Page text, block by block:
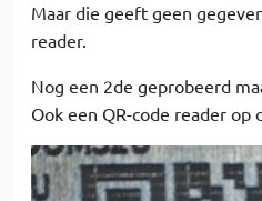
Maar die geeft geen
reader.
Nog een 2de geprobeerd
Ook een QR-code reader op